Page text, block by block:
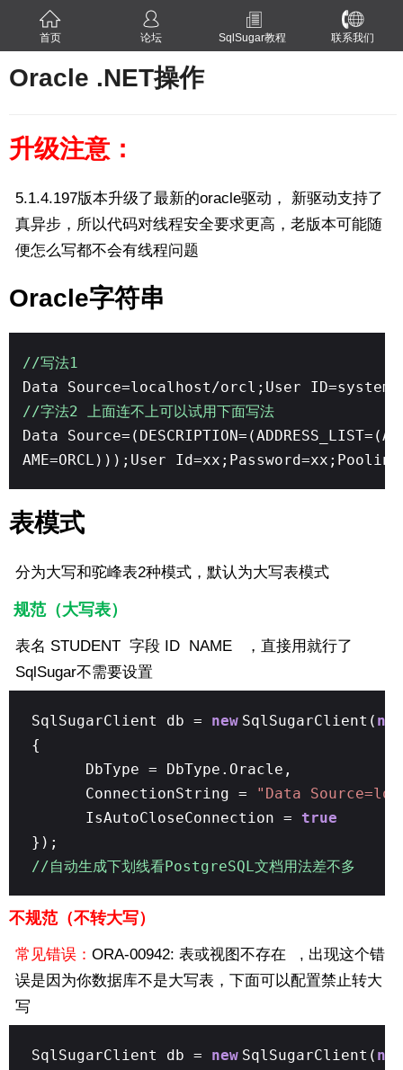
首页 论坛 SqlSugar教程 联系我们
Oracle .NET操作
升级注意：
5.1.4.197版本升级了最新的oracle驱动， 新驱动支持了
真异步，所以代码对线程安全要求更高，老版本可能随
便怎么写都不会有线程问题
Oracle字符串
//写法1
Data Source=localhost/orcl;User
//字法2 上面连不上可以试用下面写法
Data
AME=ORCL)));User
表模式
分为大写和驼峰表2种模式，默认为大写表模式
规范（大写表）
表名 STUDENT 字段 ID NAME ，直接用就行了
SqlSugar不需要设置
SqlSugarClient db = new SqlSugarClient( new
{
DbType = DbType.Oracle,
ConnectionString =
"Data
IsAutoCloseConnection = true
});
//自动生成下划线看PostgreSQL文档用法差不多
不规范（不转大写）
常见错误： ORA-00942: 表或视图不存在 , 出现这个错
误是因为你数据库不是大写表，下面可以配置禁止转大
写
SqlSugarClient db = new SqlSugarClient( new